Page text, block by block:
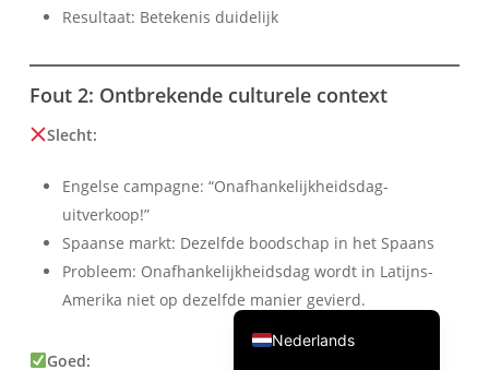
Resultaat: Betekenis duidelijk
Fout 2: Ontbrekende culturele context
Slecht:
Engelse campagne: “Onafhankelijkheidsdag-
uitverkoop!”
Spaanse markt: Dezelfde boodschap in het Spaans
Probleem: Onafhankelijkheidsdag wordt in Latijns-
Amerika niet op dezelfde manier gevierd.
Goed:
Nederlands
English
简体中文
한국어
Español
Italiano